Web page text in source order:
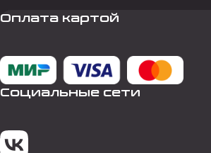
Оплата картой
Социальные сети